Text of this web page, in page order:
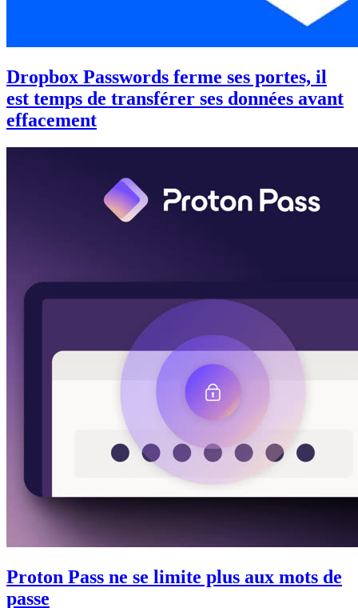
Dropbox Passwords ferme ses portes, il
est temps de transférer ses données avant
effacement
Proton Pass ne se limite plus aux mots de
passe